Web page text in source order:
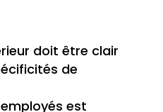
doit être clair
de
est